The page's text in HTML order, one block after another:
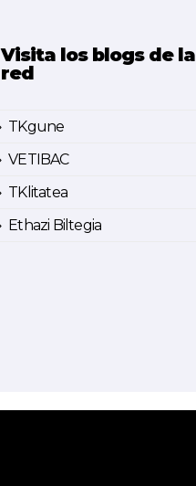
Visita los blogs de la
red
TKgune
VETIBAC
TKlitatea
Ethazi Biltegia